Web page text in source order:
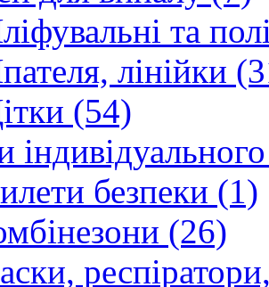
та
лінійки
(54)
безпеки (1)
(26)